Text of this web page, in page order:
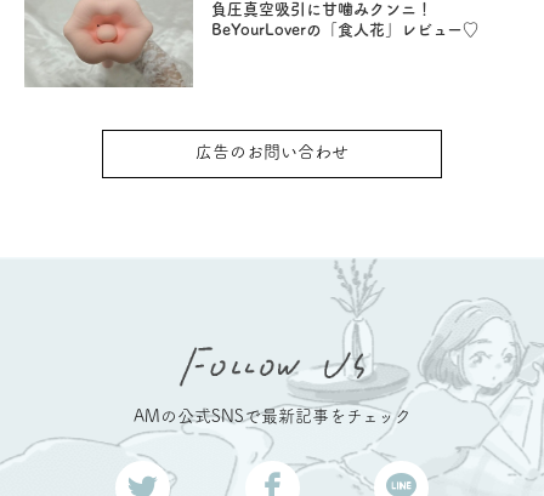
負圧真空吸引に甘噛みクンニ！
BeYourLoverの「食人花」レビュー♡
広告のお問い合わせ
AMの公式SNSで最新記事をチェック